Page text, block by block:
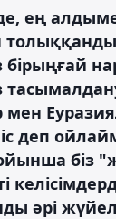
ең
бірыңғай
мен
деп
біз
әрі